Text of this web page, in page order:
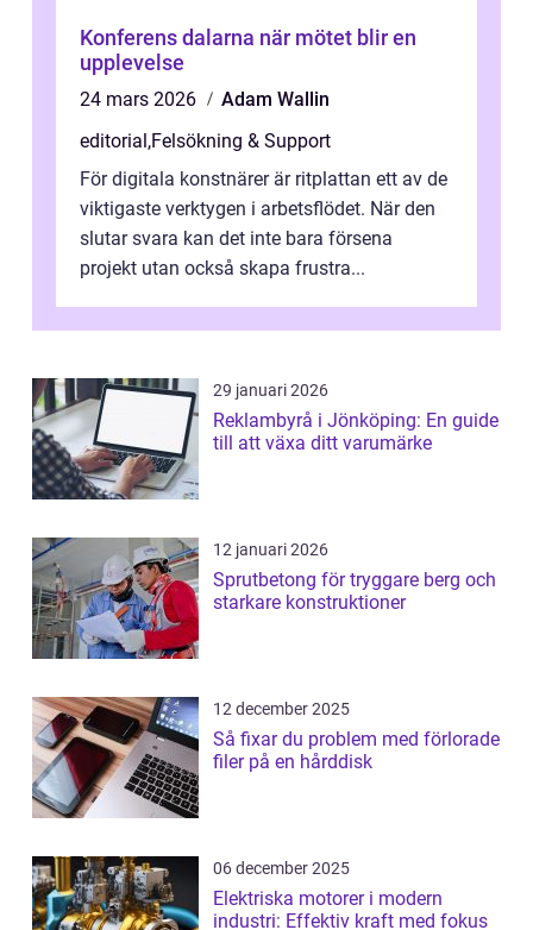
Konferens dalarna när mötet blir en
upplevelse
24 mars 2026
Adam Wallin
editorial,Felsökning & Support
För digitala konstnärer är ritplattan ett av de
viktigaste verktygen i arbetsflödet. När den
slutar svara kan det inte bara försena
projekt utan också skapa frustra...
29 januari 2026
Reklambyrå i Jönköping: En guide
till att växa ditt varumärke
12 januari 2026
Sprutbetong för tryggare berg och
starkare konstruktioner
12 december 2025
Så fixar du problem med förlorade
filer på en hårddisk
06 december 2025
Elektriska motorer i modern
industri: Effektiv kraft med fokus